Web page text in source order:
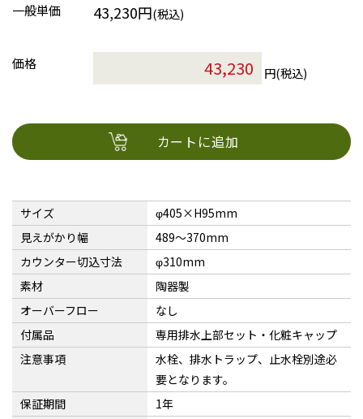
一般単価
43,230円(税込)
価格
円(税込)
カートに追加
サイズ
φ405×H95mm
見えがかり幅
489〜370mm
カウンター切込寸法
φ310mm
素材
陶器製
オーバーフロー
なし
付属品
専用排水上部セット・化粧キャップ
注意事項
水栓、排水トラップ、止水栓別途必
要となります。
保証期間
1年